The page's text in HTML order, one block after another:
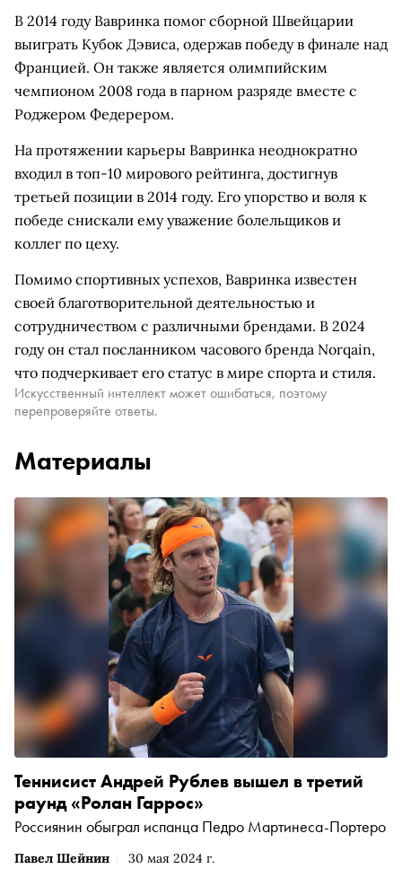
В 2014 году Вавринка помог сборной Швейцарии
выиграть Кубок Дэвиса, одержав победу в финале над
Францией. Он также является олимпийским
чемпионом 2008 года в парном разряде вместе с
Роджером Федерером.
На протяжении карьеры Вавринка неоднократно
входил в топ-10 мирового рейтинга, достигнув
третьей позиции в 2014 году. Его упорство и воля к
победе снискали ему уважение болельщиков и
коллег по цеху.
Помимо спортивных успехов, Вавринка известен
своей благотворительной деятельностью и
сотрудничеством с различными брендами. В 2024
году он стал посланником часового бренда Norqain,
что подчеркивает его статус в мире спорта и стиля.
Искусственный интеллект может ошибаться, поэтому
перепроверяйте ответы.
Материалы
Павел Шейнин 30 мая 2024 г.
Теннисист Андрей Рублев вышел в третий
раунд «Ролан Гаррос»
Россиянин обыграл испанца Педро Мартинеса-Портеро